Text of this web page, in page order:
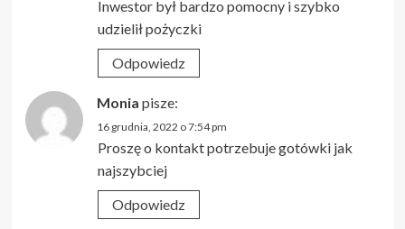
Inwestor był bardzo pomocny i szybko
udzielił pożyczki
Odpowiedz
Monia pisze:
16 grudnia, 2022 o 7:54 pm
Proszę o kontakt potrzebuje gotówki jak
najszybciej
Odpowiedz